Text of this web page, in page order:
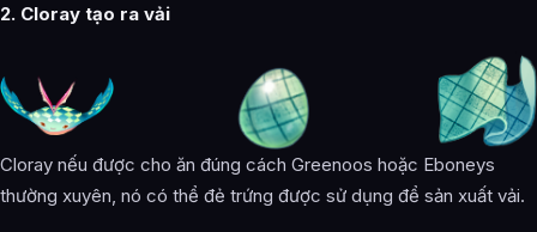
‌2. Cloray tạo ra vải
Cloray nếu được cho ăn đúng cách Greenoos hoặc Eboneys
thường xuyên, nó có thể đẻ trứng được sử dụng để sản xuất vải.